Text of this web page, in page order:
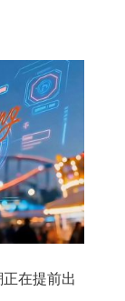
在提前出